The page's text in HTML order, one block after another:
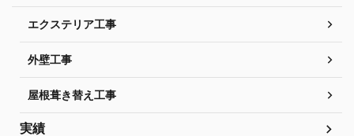
エクステリア工事
外壁工事
屋根葺き替え工事
実績